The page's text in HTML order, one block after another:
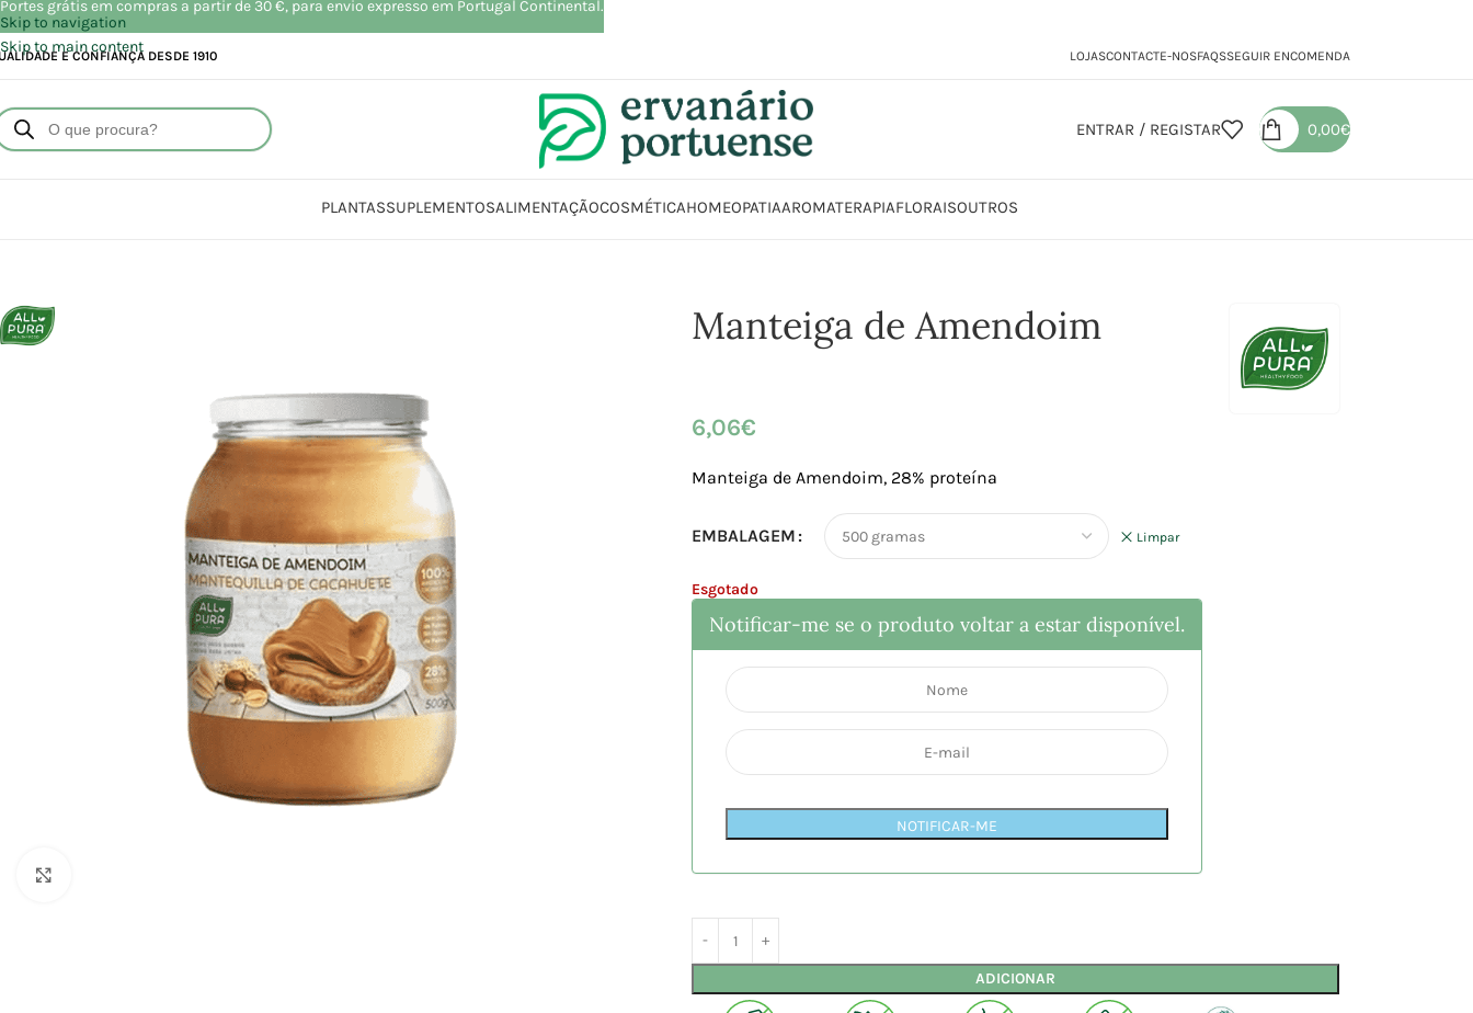
Skip to navigation
Skip to main content
E CONFIANÇA DESDE 1910 LOJASCONTACTE-NOSFAQSSEGUIR ENCOMENDA
ENTRAR / REGISTAR 0,00€
PLANTASSUPLEMENTOSALIMENTAÇÃOCOSMÉTICAHOMEOPATIAAROMATERAPIAFLORAISOUTROS
Manteiga de Amendoim
6,06€
Manteiga de Amendoim, 28% proteína
EMBALAGEM Limpar
Esgotado
Notificar-me se o produto voltar a estar disponível.
NOTIFICAR-ME
ADICIONAR
Portes grátis em compras a partir de 30 €, para envio expresso em Portugal Continental.